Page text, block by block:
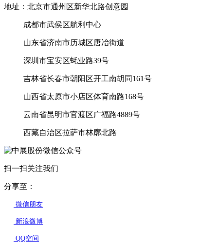
地址：北京市通州区新华北路创意园
成都市武侯区航利中心
山东省济南市历城区唐冶街道
深圳市宝安区蚝业路39号
吉林省长春市朝阳区开工南胡同161号
山西省太原市小店区体育南路168号
云南省昆明市官渡区广福路4889号
西藏自治区拉萨市林廓北路
扫一扫关注我们
分享至：
微信朋友
新浪微博
QQ空间